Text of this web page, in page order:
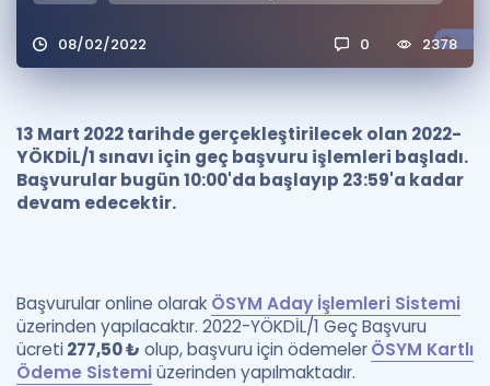
Puan Hesaplama
ÖSYM Sınav Takvimi
Kampanyalar
İngilizce Gramer
Hakkımızda
Kariyer
Soru & Cevap
08/02/2022 0 2378
13 Mart 2022 tarihde gerçekleştirilecek olan 2022-
YÖKDİL/1 sınavı için geç başvuru işlemleri başladı.
Başvurular bugün 10:00'da başlayıp 23:59'a kadar
devam edecektir.
Başvurular online olarak ÖSYM Aday İşlemleri Sistemi
üzerinden yapılacaktır. 2022-YÖKDİL/1 Geç Başvuru
ücreti 277,50 ₺ olup, başvuru için ödemelerÖSYM Kartlı
Ödeme Sistemiüzerinden yapılmaktadır.